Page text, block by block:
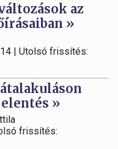
az
»
| Utolsó frissítés:
»
frissítés: